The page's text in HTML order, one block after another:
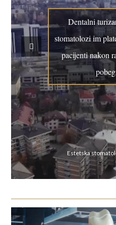
Dentalni
stomatolozi im
pacijenti nakon
Estetska